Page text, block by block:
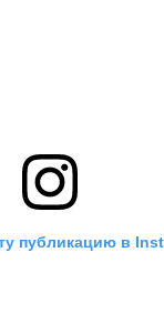
публикацию в